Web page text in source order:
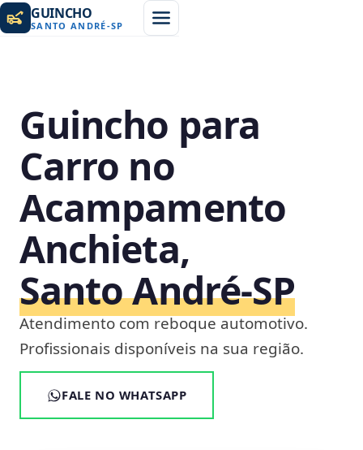
GUINCHO
SANTO ANDRÉ-SP
Guincho para
Carro no
Acampamento
Anchieta,
Santo André‑SP
Atendimento com reboque automotivo.
Profissionais disponíveis na sua região.
FALE NO WHATSAPP